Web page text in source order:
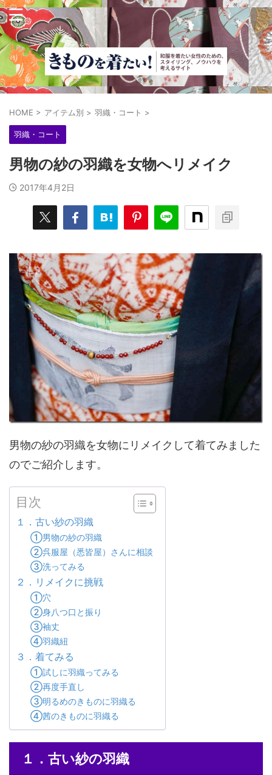
HOME > アイテム別 > 羽織・コート >
羽織・コート
男物の紗の羽織を女物へリメイク
2017年4月2日
男物の紗の羽織を女物にリメイクして着てみました
のでご紹介します。
目次
１．古い紗の羽織
①男物の紗の羽織
②呉服屋（悉皆屋）さんに相談
③洗ってみる
２．リメイクに挑戦
①穴
②身八つ口と振り
③袖丈
④羽織紐
３．着てみる
①試しに羽織ってみる
②再度手直し
③明るめのきものに羽織る
④茜のきものに羽織る
１．古い紗の羽織